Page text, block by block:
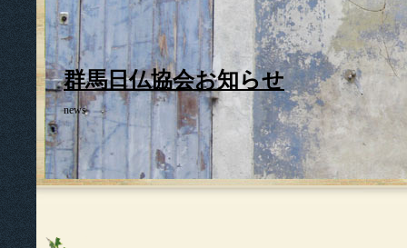
群馬日仏協会お知らせ
news